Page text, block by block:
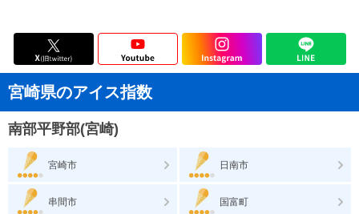
宮崎県のアイス指数
南部平野部(宮崎)
宮崎市 日南市
串間市 国富町